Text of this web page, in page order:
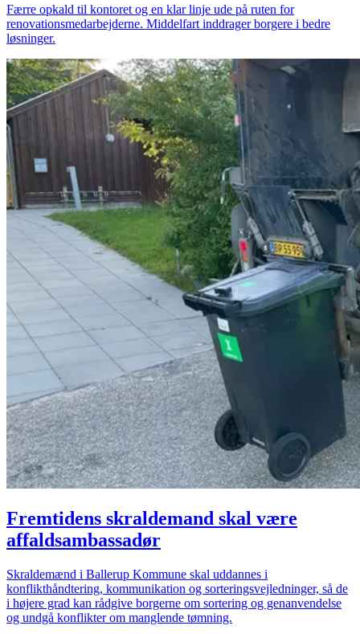
Færre opkald til kontoret og en klar linje ude på ruten for
renovationsmedarbejderne. Middelfart inddrager borgere i bedre
løsninger.
Fremtidens skraldemand skal være
affaldsambassadør
Skraldemænd i Ballerup Kommune skal uddannes i
konflikthåndtering, kommunikation og sorteringsvejledninger, så de
i højere grad kan rådgive borgerne om sortering og genanvendelse
og undgå konflikter om manglende tømning.